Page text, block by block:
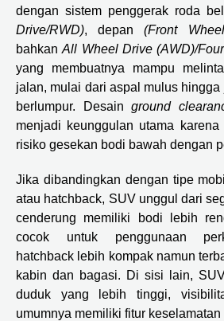
dengan sistem penggerak roda
Drive/RWD), depan(Front
bahkanAll Wheel Drive (AWD)/
yang membuatnya mampu
jalan, mulai dari aspal mulus
berlumpur. Desain ground
menjadi keunggulan utama karena
risiko gesekan bodi bawah dengan
Jika dibandingkan dengan tipe
atau hatchback, SUV unggul dari
cenderung memiliki bodi lebih
cocok untuk penggunaan
hatchback lebih kompak namun
kabin dan bagasi. Di sisi lain,
duduk yang lebih tinggi,
umumnya memiliki fitur